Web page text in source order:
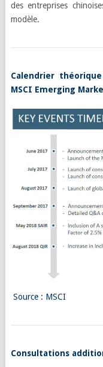
des entreprises
modèle.
Calendrier
MSCI Emerging
Source : MSCI
Consultations